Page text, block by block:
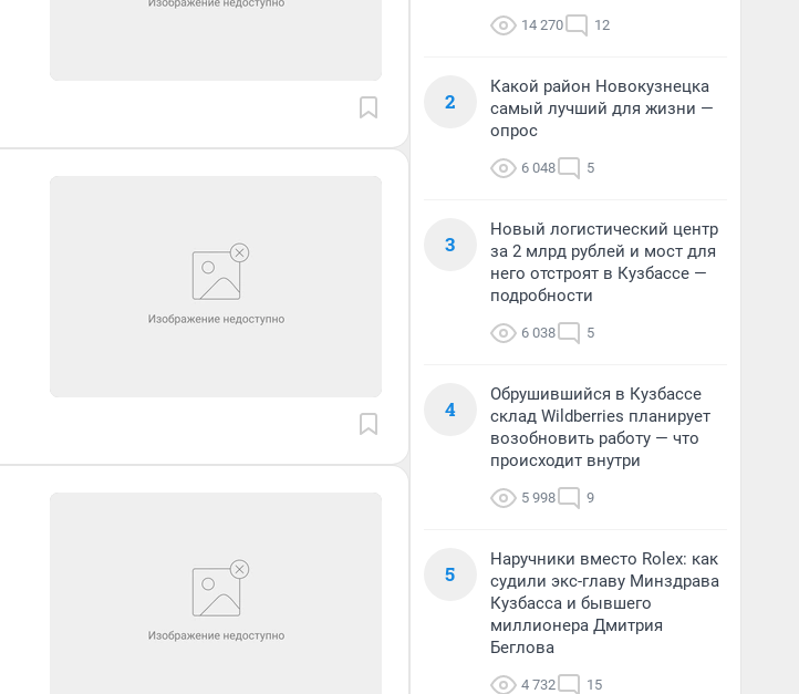
14 270 12
2
Какой район Новокузнецка
самый лучший для жизни —
опрос
6 048 5
3
Новый логистический центр
за 2 млрд рублей и мост для
него отстроят в Кузбассе —
подробности
6 038 5
4
Обрушившийся в Кузбассе
склад Wildberries планирует
возобновить работу — что
происходит внутри
5 998 9
5
Наручники вместо Rolex: как
судили экс-главу Минздрава
Кузбасса и бывшего
миллионера Дмитрия
Беглова
4 732 15